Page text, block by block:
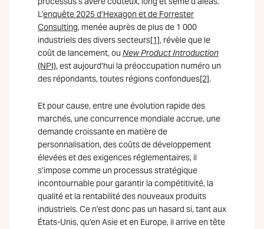
L’enquête 2025 d’Hexagon et de Forrester
Consulting, menée auprès de plus de 1 000
industriels des divers secteurs[1], révèle que le
coût de lancement, ou New Product Introduction
(NPI), est aujourd’hui la préoccupation numéro un
des répondants, toutes régions confondues[2].
Et pour cause, entre une évolution rapide des
marchés, une concurrence mondiale accrue, une
demande croissante en matière de
personnalisation, des coûts de développement
élevées et des exigences réglementaires, il
s’impose comme un processus stratégique
incontournable pour garantir la compétitivité, la
qualité et la rentabilité des nouveaux produits
industriels. Ce n’est donc pas un hasard si, tant aux
États-Unis, qu’en Asie et en Europe, il arrive en tête